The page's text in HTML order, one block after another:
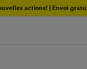
actions! | Envoi